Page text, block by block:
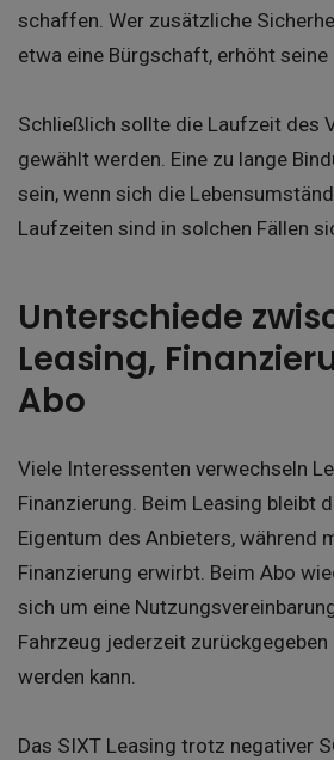
schaffen. Wer zusätzliche
etwa eine Bürgschaft, erhöht seine
Schließlich sollte die Laufzeit des
gewählt werden. Eine zu lange
sein, wenn sich die
Laufzeiten sind in solchen Fällen
Unterschiede
Leasing,
Abo
Viele Interessenten verwechseln
Finanzierung. Beim Leasing bleibt
Eigentum des Anbieters, während
Finanzierung erwirbt. Beim Abo
sich um eine
Fahrzeug jederzeit
werden kann.
Das SIXT Leasing trotz negativer